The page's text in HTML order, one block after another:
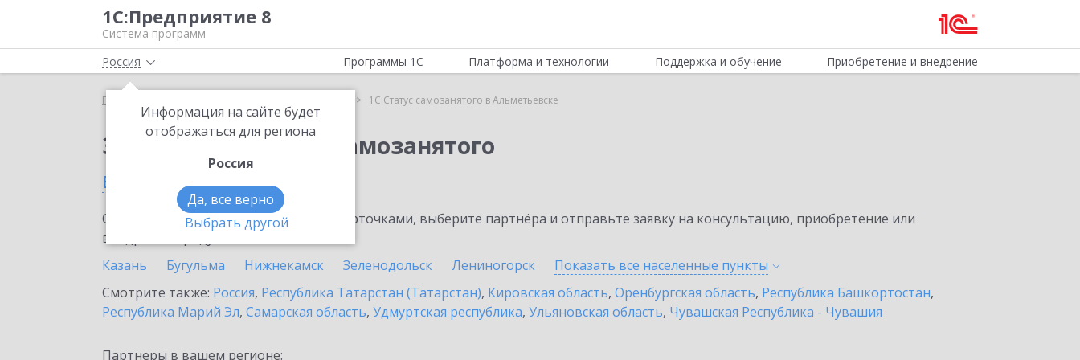
1С:Предприятие 8
Система программ
Россия
Информация на сайте будет
отображаться для региона
Россия
Да, все верно
Выбрать другой
Программы 1С Платформа и технологии Поддержка и обучение Приобретение и внедрение
Главная 1С:Статус самозанятого в Альметьевске
Заказать 1С:Статус самозанятого
в Альметьевске
Ознакомьтесь с информационными карточками, выберите партнёра и отправьте заявку на консультацию, приобретение или
внедрение продукта.
Казань
Бугульма Нижнекамск Зеленодольск Лениногорск Показать все населенные пункты
Смотрите также: Россия, Республика Татарстан (Татарстан), Кировская область, Оренбургская область, Республика Башкортостан,
Республика Марий Эл, Самарская область, Удмуртская республика, Ульяновская область, Чувашская Республика - Чувашия
Партнеры в вашем регионе: